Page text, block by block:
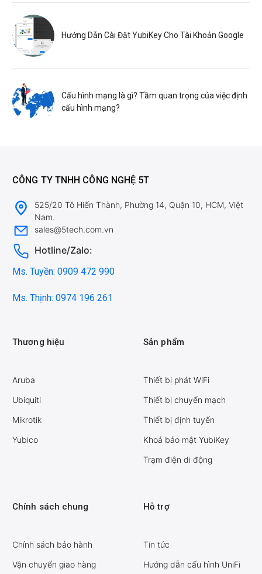
Hướng Dẫn Cài Đặt YubiKey Cho Tài Khoản Google
Cấu hình mạng là gì? Tầm quan trọng của việc định
cấu hình mạng?
CÔNG TY TNHH CÔNG NGHỆ 5T
525/20 Tô Hiến Thành, Phường 14, Quận 10, HCM, Việt
Nam.
sales@5tech.com.vn
Hotline/Zalo:
Ms. Tuyền: 0909 472 990
Ms. Thịnh: 0974 196 261
Thương hiệu
Aruba
Ubiquiti
Mikrotik
Yubico
Sản phẩm
Thiết bị phát WiFi
Thiết bị chuyển mạch
Thiết bị định tuyến
Khoá bảo mật YubiKey
Trạm điện di động
Chính sách chung
Chính sách bảo hành
Vận chuyển giao hàng
Hỗ trợ
Tin tức
Hướng dẫn cấu hình UniFi